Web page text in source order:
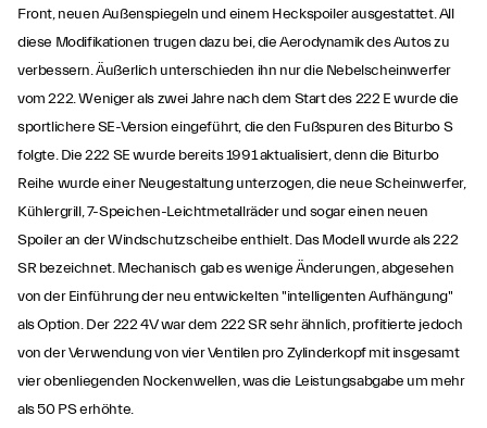
Front, neuen Außenspiegeln und einem Heckspoiler ausgestattet. All
diese Modifikationen trugen dazu bei, die Aerodynamik des Autos zu
verbessern. Äußerlich unterschieden ihn nur die Nebelscheinwerfer
vom 222. Weniger als zwei Jahre nach dem Start des 222 E wurde die
sportlichere SE-Version eingeführt, die den Fußspuren des Biturbo S
folgte. Die 222 SE wurde bereits 1991 aktualisiert, denn die Biturbo
Reihe wurde einer Neugestaltung unterzogen, die neue Scheinwerfer,
Kühlergrill, 7-Speichen-Leichtmetallräder und sogar einen neuen
Spoiler an der Windschutzscheibe enthielt. Das Modell wurde als 222
SR bezeichnet. Mechanisch gab es wenige Änderungen, abgesehen
von der Einführung der neu entwickelten "intelligenten Aufhängung"
als Option. Der 222 4V war dem 222 SR sehr ähnlich, profitierte jedoch
von der Verwendung von vier Ventilen pro Zylinderkopf mit insgesamt
vier obenliegenden Nockenwellen, was die Leistungsabgabe um mehr
als 50 PS erhöhte.